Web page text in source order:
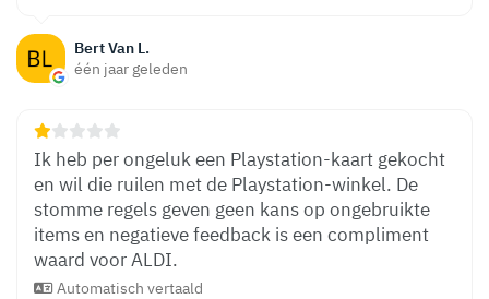
Bert Van L.
één jaar geleden
Ik heb per ongeluk een Playstation-kaart gekocht
en wil die ruilen met de Playstation-winkel. De
stomme regels geven geen kans op ongebruikte
items en negatieve feedback is een compliment
waard voor ALDI.
Automatisch vertaald